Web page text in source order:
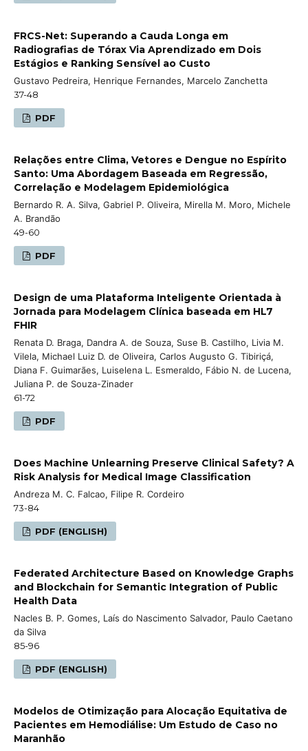
FRCS-Net: Superando a Cauda Longa em
Radiografias de Tórax Via Aprendizado em Dois
Estágios e Ranking Sensível ao Custo
Gustavo Pedreira, Henrique Fernandes, Marcelo Zanchetta
37-48
PDF
Relações entre Clima, Vetores e Dengue no Espírito
Santo: Uma Abordagem Baseada em Regressão,
Correlação e Modelagem Epidemiológica
Bernardo R. A. Silva, Gabriel P. Oliveira, Mirella M. Moro, Michele
A. Brandão
49-60
PDF
Design de uma Plataforma Inteligente Orientada à
Jornada para Modelagem Clínica baseada em HL7
FHIR
Renata D. Braga, Dandra A. de Souza, Suse B. Castilho, Livia M.
Vilela, Michael Luiz D. de Oliveira, Carlos Augusto G. Tibiriçá,
Diana F. Guimarães, Luiselena L. Esmeraldo, Fábio N. de Lucena,
Juliana P. de Souza-Zinader
61-72
PDF
Does Machine Unlearning Preserve Clinical Safety? A
Risk Analysis for Medical Image Classification
Andreza M. C. Falcao, Filipe R. Cordeiro
73-84
PDF (ENGLISH)
Federated Architecture Based on Knowledge Graphs
and Blockchain for Semantic Integration of Public
Health Data
Nacles B. P. Gomes, Laís do Nascimento Salvador, Paulo Caetano
da Silva
85-96
PDF (ENGLISH)
Modelos de Otimização para Alocação Equitativa de
Pacientes em Hemodiálise: Um Estudo de Caso no
Maranhão